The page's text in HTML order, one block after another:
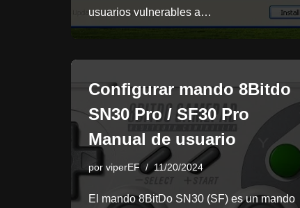
usuarios vulnerables a…
Configurar mando 8Bitdo
SN30 Pro / SF30 Pro
Manual de usuario
por viperEF 11/20/2024
El mando 8BitDo SN30 (SF) es un mando